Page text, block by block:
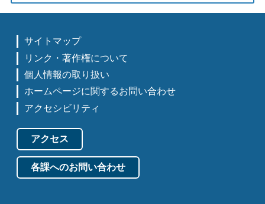
サイトマップ
リンク・著作権について
個人情報の取り扱い
ホームページに関するお問い合わせ
アクセシビリティ
アクセス
各課へのお問い合わせ